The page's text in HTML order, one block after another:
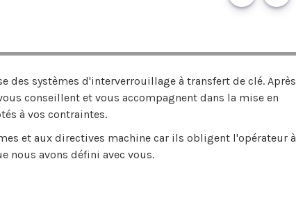
des systèmes d'interverrouillage à transfert de clé. Après
conseillent et vous accompagnent dans la mise en
à vos contraintes.
et aux directives machine car ils obligent l'opérateur à
nous avons défini avec vous.